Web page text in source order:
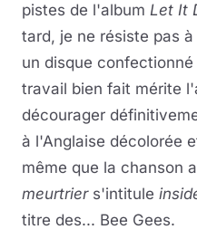
pistes de l'album Let It
tard, je ne résiste pas
un disque
travail bien fait mérite
décourager
à l'Anglaise décolorée
même que la chanson
meurtriers'intitule
titre des... Bee Gees.